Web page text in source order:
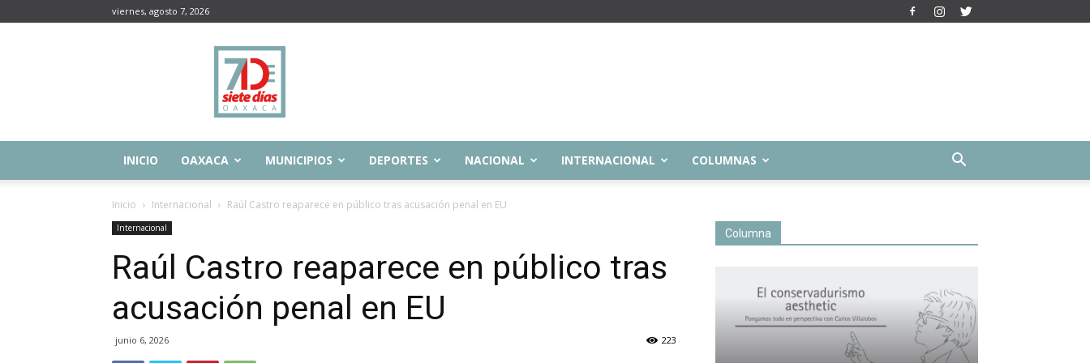
viernes, agosto 7, 2026
Siete
Días
Oaxaca
INICIO OAXACA MUNICIPIOS DEPORTES NACIONAL INTERNACIONAL COLUMNAS
Inicio Internacional Raúl Castro reaparece en público tras acusación penal en EU
Internacional
Raúl Castro reaparece en público tras
acusación penal en EU
junio 6, 2026 223
Columna